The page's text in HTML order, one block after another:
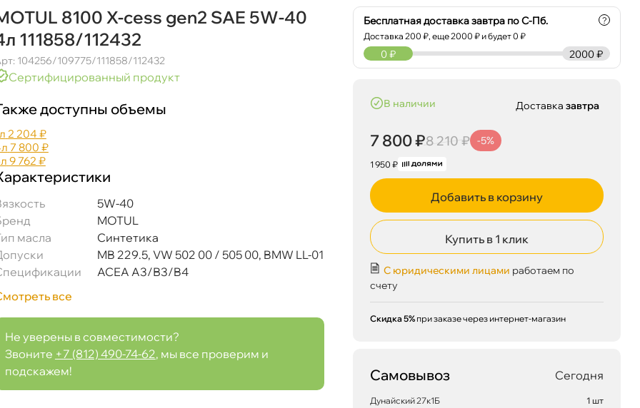
8100 X-cess gen2 SAE 5W-40
111858/112432
104256/109775/111858/112432
Сертифицированный продукт
доступны объемы
2 204 ₽
7 800 ₽
9 762 ₽
5W-40
MOTUL
масла
Синтетика
MB 229.5, VW 502 00 / 505 00, BMW LL-01
АСЕА А3/В3/B4
все
Не уверены в совместимости?
Звоните +7 (812) 490-74-62, мы все проверим и
подскажем!
Бесплатная доставка завтра по С-Пб.
Доставка200 ₽, еще2000 ₽ и будет 0 ₽
?
2000 ₽
0 ₽
наличии
7 800 ₽8 210 ₽ -5%
1 950 ₽
Доставказавтра
Добавить в корзину
Купить в 1 клик
С юридическими лицами работаем по
счету
Скидка 5% при заказе через интернет-магазин
Самовывоз Сегодня
Дунайский 27к1Б 1 шт